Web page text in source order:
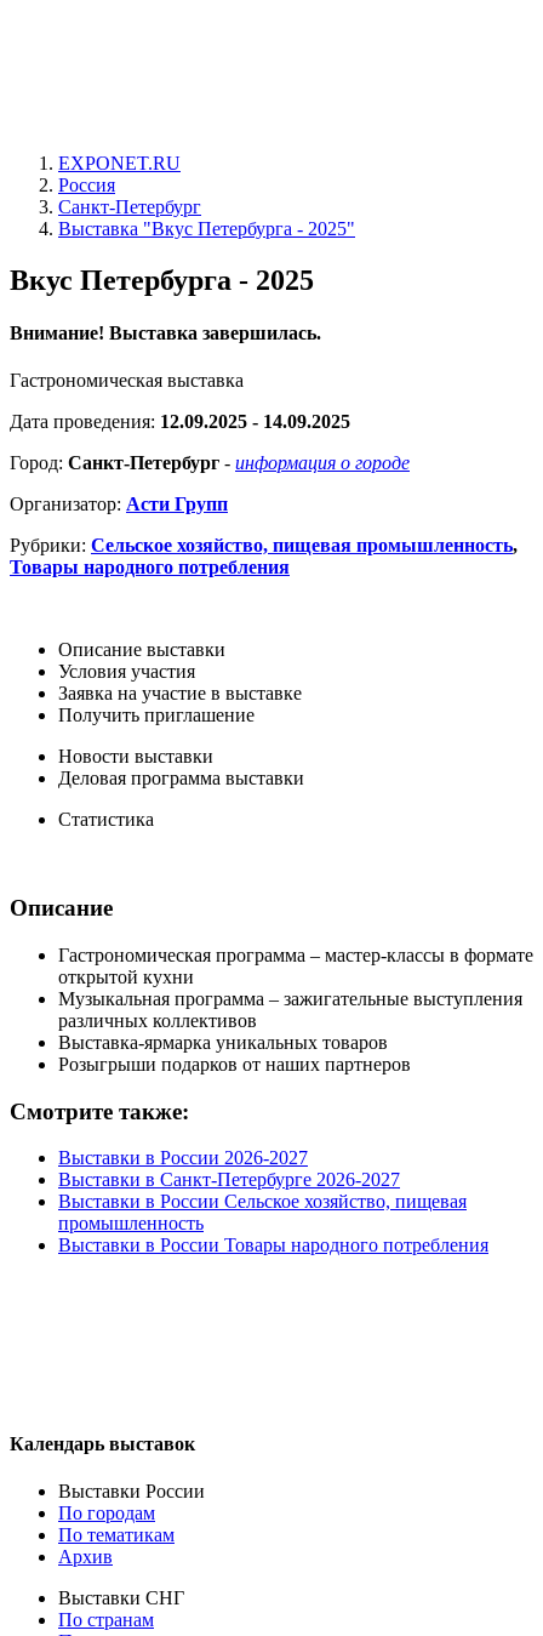
EXPONET.RU
Россия
Санкт-Петербург
Выставка "Вкус Петербурга - 2025"
Вкус Петербурга - 2025
Внимание! Выставка завершилась.
Гастрономическая выставка
Дата проведения: 12.09.2025 - 14.09.2025
Город: Санкт-Петербург - информация о городе
Организатор: Асти Групп
Рубрики: Сельское хозяйство, пищевая промышленность,
Товары народного потребления
Описание выставки
Условия участия
Заявка на участие в выставке
Получить приглашение
Новости выставки
Деловая программа выставки
Статистика
Описание
Гастрономическая программа – мастер-классы в формате
открытой кухни
Музыкальная программа – зажигательные выступления
различных коллективов
Выставка-ярмарка уникальных товаров
Розыгрыши подарков от наших партнеров
Смотрите также:
Выставки в России 2026-2027
Выставки в Санкт-Петербурге 2026-2027
Выставки в России Сельское хозяйство, пищевая
промышленность
Выставки в России Товары народного потребления
Календарь выставок
Выставки России
По городам
По тематикам
Архив
Выставки СНГ
По странам